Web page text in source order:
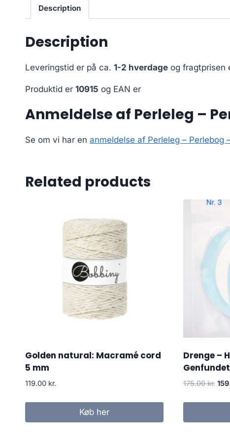
Description
Description
Leveringstid er på ca. 1-2 hverdage og fragtprisen
Produktid er 10915 og EAN er
Anmeldelse af Perleleg –
Se om vi har en anmeldelse af Perleleg – Perlebog
Related products
Golden natural: Macramé cord
5 mm
119.00 kr.
Køb her
Drenge –
Genfundet
175.00kr.